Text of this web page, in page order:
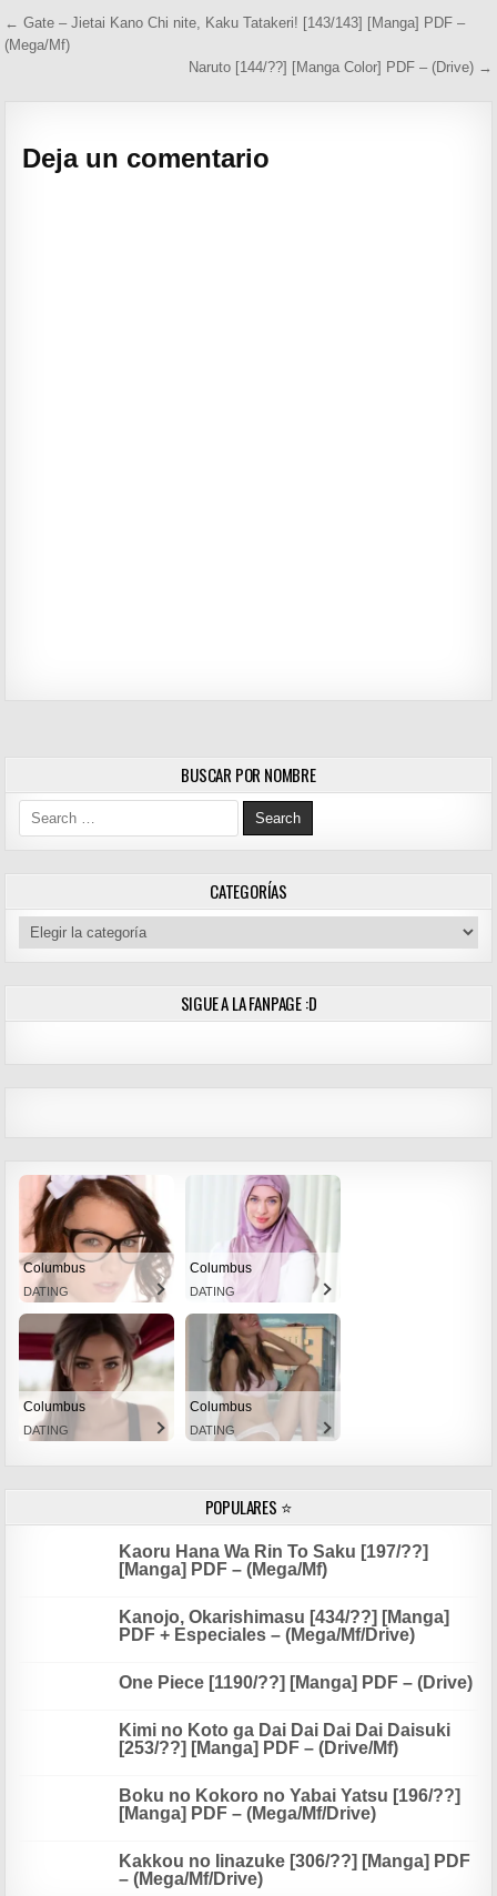
Navegación de entradas
← Gate – Jietai Kano Chi nite, Kaku Tatakeri! [143/143] [Manga] PDF –
(Mega/Mf)
Naruto [144/??] [Manga Color] PDF – (Drive) →
Deja un comentario
BUSCAR POR NOMBRE
Search for:
CATEGORÍAS
Categorías
SIGUE A LA FANPAGE :D
Columbus
DATING
Columbus
DATING
Columbus
DATING
Columbus
DATING
POPULARES ⭐
Kaoru Hana Wa Rin To Saku [197/??]
[Manga] PDF – (Mega/Mf)
Kanojo, Okarishimasu [434/??] [Manga]
PDF + Especiales – (Mega/Mf/Drive)
One Piece [1190/??] [Manga] PDF – (Drive)
Kimi no Koto ga Dai Dai Dai Dai Daisuki
[253/??] [Manga] PDF – (Drive/Mf)
Boku no Kokoro no Yabai Yatsu [196/??]
[Manga] PDF – (Mega/Mf/Drive)
Kakkou no Iinazuke [306/??] [Manga] PDF
– (Mega/Mf/Drive)